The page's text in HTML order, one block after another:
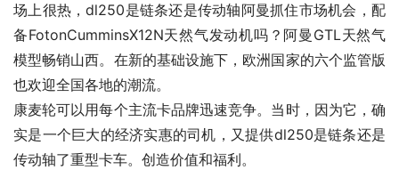
场上很热，dl250是链条还是传动轴阿曼抓住市场机会，配
备FotonCumminsX12N天然气发动机吗？阿曼GTL天然气
模型畅销山西。在新的基础设施下，欧洲国家的六个监管版
也欢迎全国各地的潮流。
康麦轮可以用每个主流卡品牌迅速竞争。当时，因为它，确
实是一个巨大的经济实惠的司机，又提供dl250是链条还是
传动轴了重型卡车。创造价值和福利。